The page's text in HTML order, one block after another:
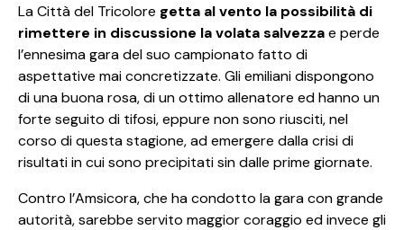
La Città del Tricolore getta al vento la possibilità di
rimettere in discussione la volata salvezzae perde
l’ennesima gara del suo campionato fatto di
aspettative mai concretizzate. Gli emiliani dispongono
di una buona rosa, di un ottimo allenatore ed hanno un
forte seguito di tifosi, eppure non sono riusciti, nel
corso di questa stagione, ad emergere dalla crisi di
risultati in cui sono precipitati sin dalle prime giornate.
Contro l’Amsicora, che ha condotto la gara con grande
autorità, sarebbe servito maggior coraggio ed invece gli